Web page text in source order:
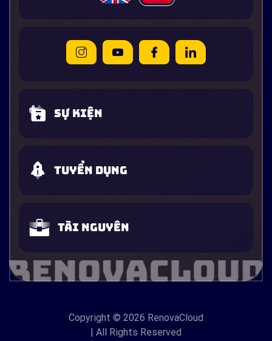
Sự kiện
Tuyển dụng
Tài nguyên
Copyright © 2026 RenovaCloud
| All Rights Reserved